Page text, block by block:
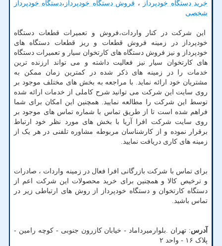
خرید دستگاه خودپرداز
، فروش دستگاه خودپرداز ،دستگاه خودپرداز
شخصی
این شرکت در کنار واردات،فروش و تعمیرات قطعات دستگاه
خودپرداز در زمینه فروش قطعات و ریز قطعات دستگاه های
خودپرداز و نیز فروش دستگاه های کارتخوان سیار و تعمیرات دستگاه
های کارتخوان سیار نیز فعالیت داشته و می تواند ارزنده ترین
خدمات را در زمینه های ذکر شده در کمترین زمان ممکن به
مشتریان خود ارائه نماید. با مراجعه به بخش های مختلف موجود بر
روی سایت این شرکت می توانید شرح کاملی از خدمات ارائه شده
توسط این شرکت را مطالعه نمایید. همچنین این امکان برای شما
فراهم شده است تا از طریق تماس با شماره تماس های موجود بر
روی سایت شرکت افرا آریا با بخش های مورد نظر خود ارتباط
برقرار نموده و از کارشناسان مربوطه مشاوره تلفنی در هر یک از
زمینه های کاری دریافت نمایید.
برای تماس با شرکت بازرگانی افرا فعال در زمینه واردات ، صادرات
و ترخیص کالا و همچنین برای خرید محصولات این شرکت اعم از
دستگاه کارتخوان و دستگاه خودپرداز از روش های ارتباطی زیر در
تماس باشید.
آدرس: تهران .بلوارمیرداماد - خیابان کازرون جنوبی - کوچه رامین -
پلاک ۱۶ - واحد ۲